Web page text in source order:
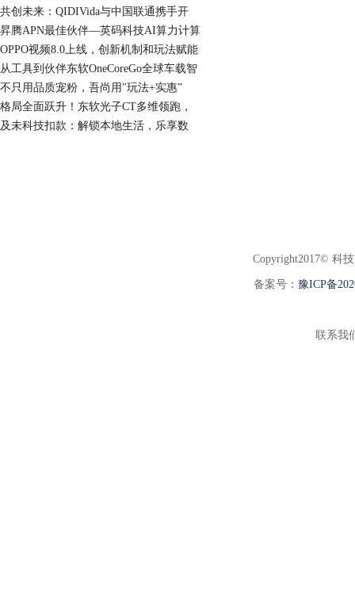
共创未来：QIDIVida与中国联通携手开
昇腾APN最佳伙伴—英码科技AI算力计算
OPPO视频8.0上线，创新机制和玩法赋能
从工具到伙伴东软OneCoreGo全球车载智
不只用品质宠粉，吾尚用"玩法+实惠”
格局全面跃升！东软光子CT多维领跑，
及未科技扣款：解锁本地生活，乐享数
Copyright2017© 科
备案号： 豫ICP备
联系我